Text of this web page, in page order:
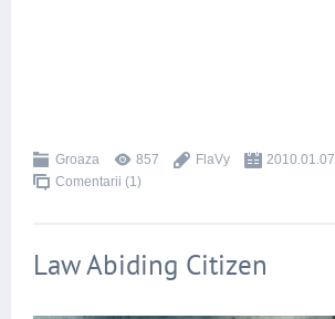
Groaza 857 FlaVy
2010.01.07
Comentarii (1)
Law Abiding Citizen